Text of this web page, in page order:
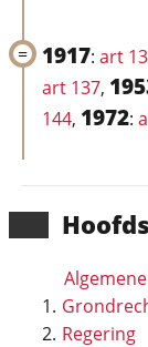
Regering
1917: art
art 137,
144, 1972: